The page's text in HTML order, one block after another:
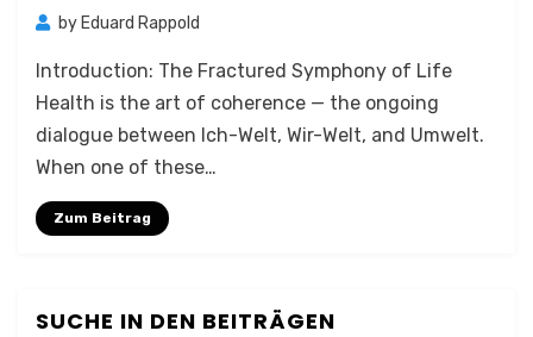
by Eduard Rappold
Introduction: The Fractured Symphony of Life
Health is the art of coherence — the ongoing
dialogue between Ich-Welt, Wir-Welt, and Umwelt.
When one of these…
Zum Beitrag
SUCHE IN DEN BEITRÄGEN